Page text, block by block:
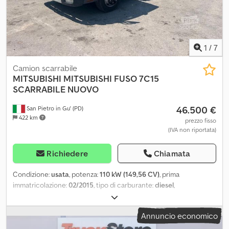
Rimorchi ed attrezzatura scarrabile. Con un parco mezzi in pronta
consegna di oltre 50 camion ed oltre 150 cassoni, container con
e senza gru scarrabili. S.E.&O Vista la quantità di annunci e
dettagli inseriti, Aurora invita a verificare la correttezza dei dati
inseriti con il personale vendite.
1 / 7
San Pietro in Gu' (PD)
422 km
Camion scarrabile
MITSUBISHI MITSUBISHI FUSO 7C15
SCARRABILE NUOVO
46.500 €
prezzo fisso
(IVA non riportata)
Richiedere Chiamata
Condizione:usata, potenza:110 kW (149,56 CV), prima
immatricolazione:02/2015, tipo di carburante:diesel,
, colore:
ingranaggio:automatico, classe di emissione:Euro 6, Anno di
produzione:2015, TITOLO: MITSUBISHI FUSO 7C15 SCARRABILE
Annuncio economico